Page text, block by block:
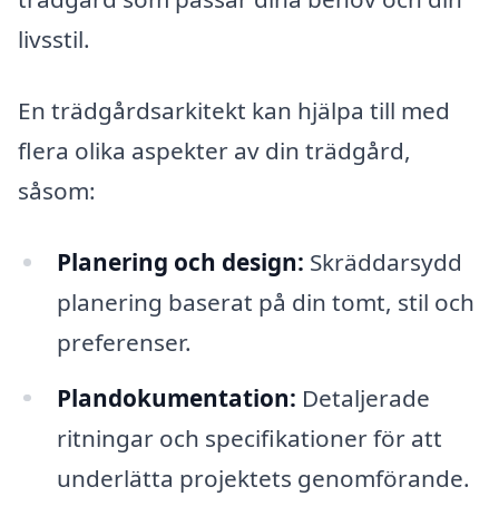
livsstil.
En trädgårdsarkitekt kan hjälpa till med
flera olika aspekter av din trädgård,
såsom:
Planering och design: Skräddarsydd
planering baserat på din tomt, stil och
preferenser.
Plandokumentation: Detaljerade
ritningar och specifikationer för att
underlätta projektets genomförande.